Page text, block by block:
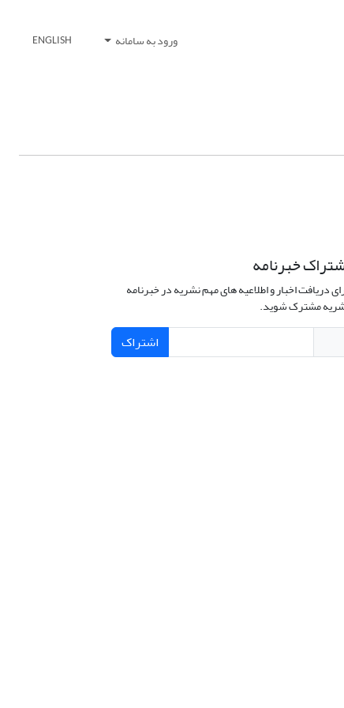
ورود به سامانه ENGLISH
خبرنامه
دریافت اخبار و اطلاعیه های مهم نشریه در خبرنامه
مشترک شوید.
اشتراک